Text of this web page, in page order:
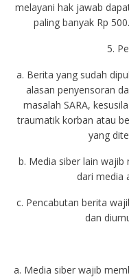
melayani hak jawab
paling banyak Rp
5.
a. Berita yang sudah
alasan penyensoran
masalah SARA,
traumatik korban atau
yang
b. Media siber lain
dari media
c. Pencabutan berita
dan
a. Media siber wajib